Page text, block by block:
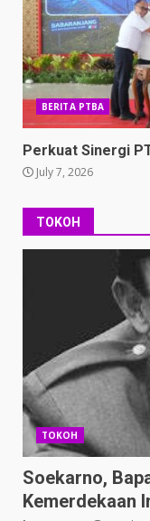
BERITA PTBA
Perkuat Sinergi
July 7, 2026
TOKOH
TOKOH
Soekarno,
Kemerdekaan